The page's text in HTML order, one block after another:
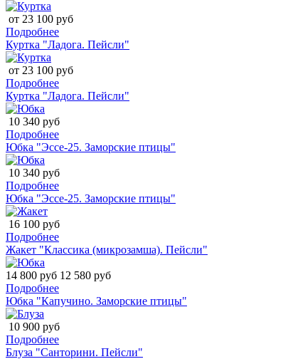
от 23 100 руб
Подробнее
Куртка "Ладога. Пейсли"
от 23 100 руб
Подробнее
Куртка "Ладога. Пейсли"
10 340 руб
Подробнее
Юбка "Эссе-25. Заморские птицы"
10 340 руб
Подробнее
Юбка "Эссе-25. Заморские птицы"
16 100 руб
Подробнее
Жакет "Классика (микрозамша). Пейсли"
14 800 руб 12 580 руб
Подробнее
Юбка "Капучино. Заморские птицы"
10 900 руб
Подробнее
Блуза "Санторини. Пейсли"